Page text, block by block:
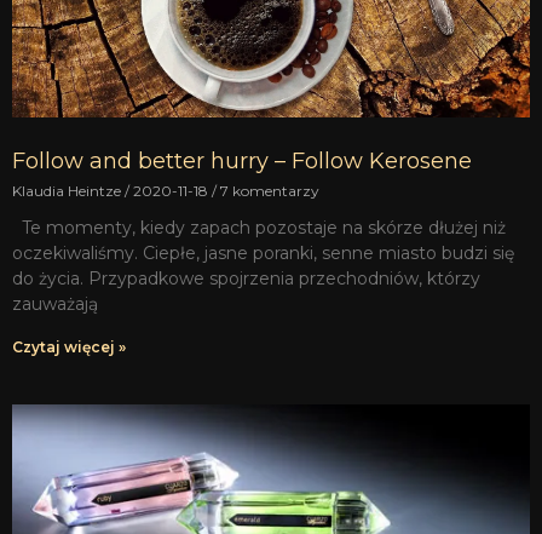
Follow and better hurry – Follow Kerosene
Klaudia Heintze 2020-11-18 7 komentarzy
Te momenty, kiedy zapach pozostaje na skórze dłużej niż
oczekiwaliśmy. Ciepłe, jasne poranki, senne miasto budzi się
do życia. Przypadkowe spojrzenia przechodniów, którzy
zauważają
Czytaj więcej »